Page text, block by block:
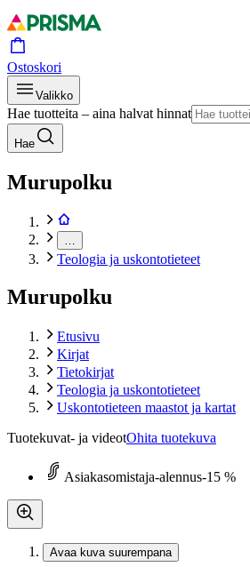
Ostoskori
Valikko
Hae tuotteita – aina halvat hinnat
Hae
Murupolku
Teologia ja uskontotieteet
Murupolku
Etusivu
Kirjat
Tietokirjat
Teologia ja uskontotieteet
Uskontotieteen maastot ja kartat
Tuotekuvat- ja videotOhita tuotekuva
Asiakasomistaja-alennus-15 %
Avaa kuva suurempana